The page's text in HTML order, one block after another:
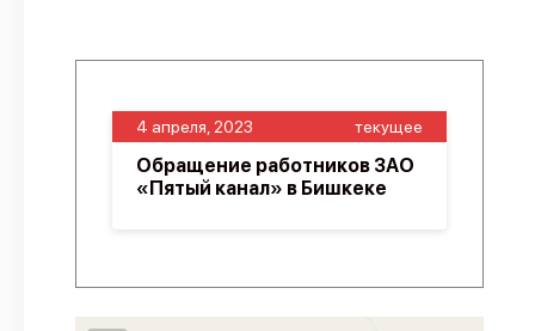
4 апреля, 2023 текущее
Обращение работников ЗАО
«Пятый канал» в Бишкеке